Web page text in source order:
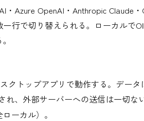
・Azure OpenAI・Anthropic Claude
行で切り替えられる。ローカルで
クトップアプリで動作する。データ
れ、外部サーバーへの送信は一切な
ーカル）。